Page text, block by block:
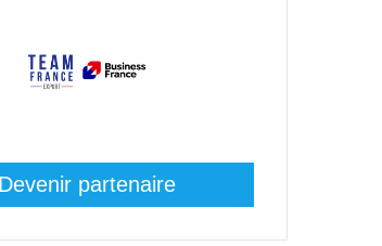
Devenir partenaire